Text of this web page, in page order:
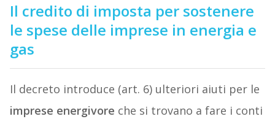
Il credito di imposta per sostenere
le spese delle imprese in energia e
gas
Il decreto introduce (art. 6) ulteriori aiuti per le
imprese energivore che si trovano a fare i conti